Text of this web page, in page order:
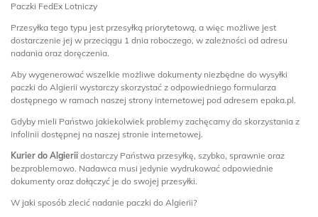
Paczki FedEx Lotniczy
Przesyłka tego typu jest przesyłką priorytetową, a więc możliwe jest
dostarczenie jej w przeciągu 1 dnia roboczego, w zależności od adresu
nadania oraz doręczenia.
Aby wygenerować wszelkie możliwe dokumenty niezbędne do wysyłki
paczki do Algierii wystarczy skorzystać z odpowiedniego formularza
dostępnego w ramach naszej strony internetowej pod adresem epaka.pl.
Gdyby mieli Państwo jakiekolwiek problemy zachęcamy do skorzystania z
infolinii dostępnej na naszej stronie internetowej.
Kurier do Algierii dostarczy Państwa przesyłkę, szybko, sprawnie oraz
bezproblemowo. Nadawca musi jedynie wydrukować odpowiednie
dokumenty oraz dołączyć je do swojej przesyłki.
W jaki sposób zlecić nadanie paczki do Algierii?